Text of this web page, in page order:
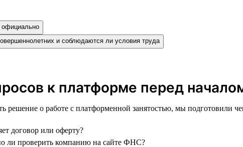
и соблюдаются ли условия труда
к платформе перед
решение о работе с платформенной занятостью, мы подготовили
договор или оферту?
ли проверить компанию на сайте ФНС?